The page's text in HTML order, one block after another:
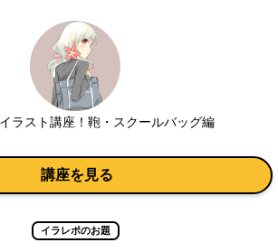
ラスト講座！鞄・スクールバッグ編
講座を見る
イラレポのお題